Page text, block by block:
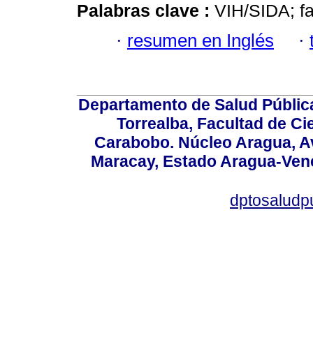
Palabras clave : VIH/SIDA;
· resumen en Inglés ·
Departamento de Salud
Torrealba, Facultad de
Carabobo. Núcleo Aragua,
Maracay, Estado Aragua-